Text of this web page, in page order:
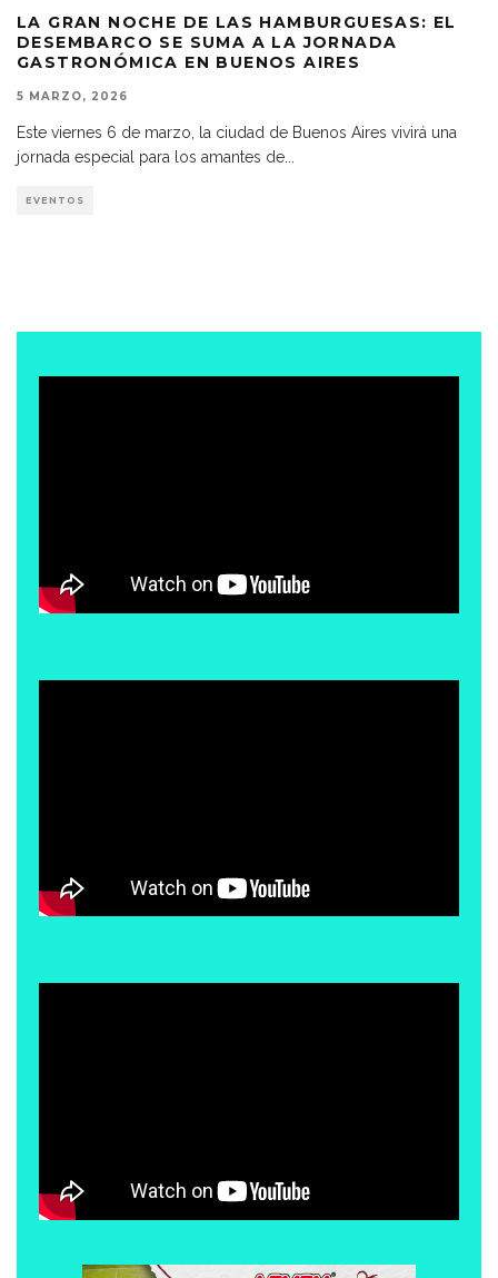
LA GRAN NOCHE DE LAS HAMBURGUESAS: EL
DESEMBARCO SE SUMA A LA JORNADA
GASTRONÓMICA EN BUENOS AIRES
5 MARZO, 2026
Este viernes 6 de marzo, la ciudad de Buenos Aires vivirá una
jornada especial para los amantes de
EVENTOS